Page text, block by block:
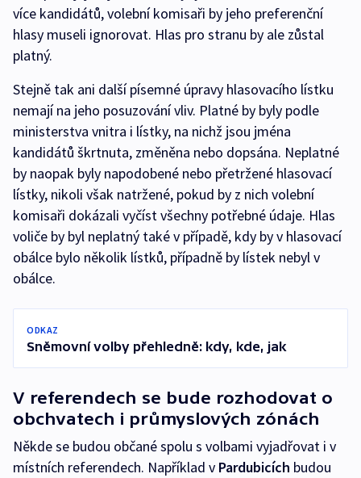
více kandidátů, volební komisaři by jeho preferenční
hlasy museli ignorovat. Hlas pro stranu by ale zůstal
platný.
Stejně tak ani další písemné úpravy hlasovacího lístku
nemají na jeho posuzování vliv. Platné by byly podle
ministerstva vnitra i lístky, na nichž jsou jména
kandidátů škrtnuta, změněna nebo dopsána. Neplatné
by naopak byly napodobené nebo přetržené hlasovací
lístky, nikoli však natržené, pokud by z nich volební
komisaři dokázali vyčíst všechny potřebné údaje. Hlas
voliče by byl neplatný také v případě, kdy by v hlasovací
obálce bylo několik lístků, případně by lístek nebyl v
obálce.
ODKAZ
Sněmovní volby přehledně: kdy, kde, jak
V referendech se bude rozhodovat o
obchvatech i průmyslových zónách
Někde se budou občané spolu s volbami vyjadřovat i v
místních referendech. Například v Pardubicích budou